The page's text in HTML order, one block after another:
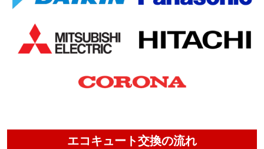
エコキュート交換の流れ